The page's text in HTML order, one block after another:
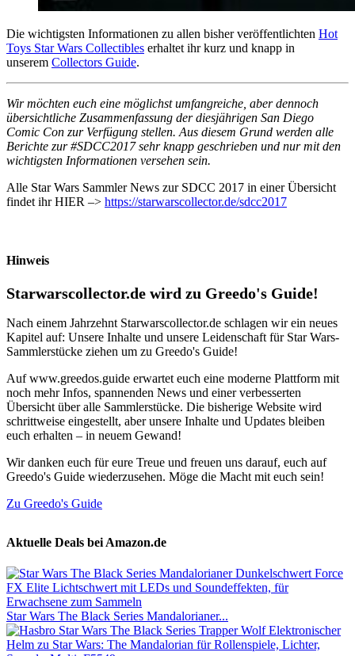
Die wichtigsten Informationen zu allen bisher veröffentlichten Hot
Toys Star Wars Collectibles erhaltet ihr kurz und knapp in
unserem Collectors Guide.
Wir möchten euch eine möglichst umfangreiche, aber dennoch
übersichtliche Zusammenfassung der diesjährigen San Diego
Comic Con zur Verfügung stellen. Aus diesem Grund werden alle
Berichte zur #SDCC2017 sehr knapp geschrieben und nur mit den
wichtigsten Informationen versehen sein.
Alle Star Wars Sammler News zur SDCC 2017 in einer Übersicht
findet ihr HIER –> https://starwarscollector.de/sdcc2017
Hinweis
Starwarscollector.de wird zu Greedo's Guide!
Nach einem Jahrzehnt Starwarscollector.de schlagen wir ein neues
Kapitel auf: Unsere Inhalte und unsere Leidenschaft für Star Wars-
Sammlerstücke ziehen um zu Greedo's Guide!
Auf www.greedos.guide erwartet euch eine moderne Plattform mit
noch mehr Infos, spannenden News und einer verbesserten
Übersicht über alle Sammlerstücke. Die bisherige Website wird
schrittweise eingestellt, aber unsere Inhalte und Updates bleiben
euch erhalten – in neuem Gewand!
Wir danken euch für eure Treue und freuen uns darauf, euch auf
Greedo's Guide wiederzusehen. Möge die Macht mit euch sein!
Zu Greedo's Guide
Aktuelle Deals bei Amazon.de
Star Wars The Black Series Mandalorianer...